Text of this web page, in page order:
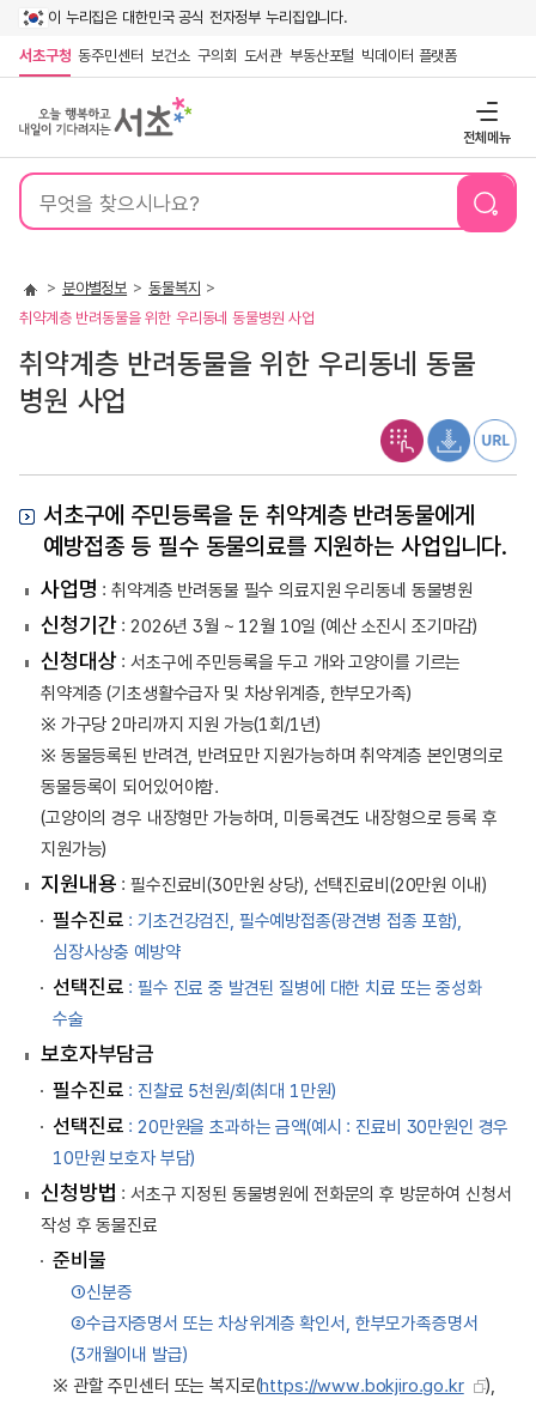
이 누리집은 대한민국 공식 전자정부 누리집입니다.
서초구청 동주민센터 보건소 구의회 도서관 부동산포털 빅데이터 플랫폼
전체메뉴
통
검
분야별정보
동물복지
취약계층 반려동물을 위한 우리동네 동물병원 사업
취약계층 반려동물을 위한 우리동네 동물
병원 사업
서초구에 주민등록을 둔 취약계층 반려동물에게
예방접종 등 필수 동물의료를 지원하는 사업입니다.
사업명 : 취약계층 반려동물 필수 의료지원 우리동네 동물병원
신청기간: 2026년 3월 ~ 12월 10일 (예산 소진시 조기마감)
신청대상: 서초구에 주민등록을 두고 개와 고양이를 기르는
취약계층 (기초생활수급자 및 차상위계층, 한부모가족)
※ 가구당 2마리까지 지원 가능(1회/1년)
※ 동물등록된 반려견, 반려묘만 지원가능하며 취약계층 본인명의로
동물등록이 되어있어야함.
(고양이의 경우 내장형만 가능하며, 미등록견도 내장형으로 등록 후
지원가능)
지원내용 : 필수진료비(30만원 상당), 선택진료비(20만원 이내)
필수진료 : 기초건강검진, 필수예방접종(광견병 접종 포함),
심장사상충 예방약
선택진료 : 필수 진료 중 발견된 질병에 대한 치료 또는 중성화
수술
보호자부담금
필수진료 : 진찰료 5천원/회(최대 1만원)
선택진료 : 20만원을 초과하는 금액(예시 : 진료비 30만원인 경우
10만원 보호자 부담)
신청방법 : 서초구 지정된 동물병원에 전화문의 후 방문하여 신청서
작성 후 동물진료
준비물
①신분증
②수급자증명서 또는 차상위계층 확인서, 한부모가족증명서
(3개월이내 발급)
※ 관할 주민센터 또는 복지로(https://www.bokjiro.go.kr
),